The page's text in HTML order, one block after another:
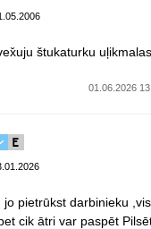
štukaturku
01.06.2026
pietrūkst darbinieku
cik ātri var paspēt